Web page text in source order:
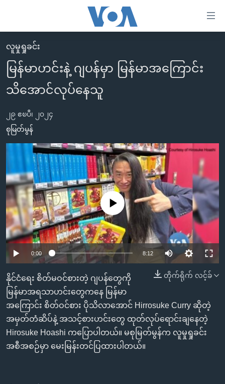
လွယ်ကူ
စေ
သည့်
များ
ပင်မ
အကြောင်းအရာ
ကျော်
ကြည့်
ရန်
ပင်မ
အ
ညွန်း
စာမျက်နှာ
ကျော်
ကြည့်
ရန်
ရှာဖွေ
ရန်
နေရာ
မူလစာမျက်နှာ
မြန်မာ
ကမ္ဘာ့သတင်းများ
အမေရိကန်
တရုတ်
အစ္စရေး-ပါလက်စတိုင်း
သတင်းလွတ်လပ်ခွင့်
ရပ်ဝန်းတခု လမ်းတခု အလွန်
အင်္ဂလိပ်စာလေ့လာမယ်
အမေရိကန်သုံးအီဒီယံ
မကြေးမုံရဲ့ အင်္ဂလိပ်စာ
ရုပ်ရှင်ထဲက အင်္ဂလိပ်စာ
သုတပဒေသာ အင်္ဂလိပ်စာ
အပတ်စဉ်ကဏ္ဍများ
ရေဒီယို
တီဗွီ
ရေဒီယိုနှင့်ရုပ်သံ အချက်အလက်များ
ရေဒီယို/တီဗွီအစီအစဉ်
Learning English
ဘာသာစကားများ
လူမှုရှုခင်း
မြန်မာဟင်းနဲ့ ဂျပန်မှာ မြန်မာအကြောင်း
သိအောင်လုပ်နေသူ
၂၉ ဧၿပီ၊ ၂၀၂၄
စုမြတ်မွန်
No media source currently available
0:00 8:12
တိုက်ရိုက် လင့်ခ်
နိုင်ငံရေး စိတ်မဝင်စားတဲ့ ဂျပန်တွေကို
မြန်မာအရသာဟင်းတွေကနေ မြန်မာ
အကြောင်း စိတ်ဝင်စား ပိုသိလာအောင် Hirrosuke Curry ဆိုတဲ့
အမှတ်တံဆိပ်နဲ့ အသင့်စားဟင်းတွေ ထုတ်လုပ်ရောင်းချနေတဲ့
Hirosuke Hoashi ကပြောပါတယ်။ မစုမြတ်မွန်က လူမှုရှုခင်း
အစီအစဉ်မှာ မေးမြန်းတင်ပြထားပါတယ်။